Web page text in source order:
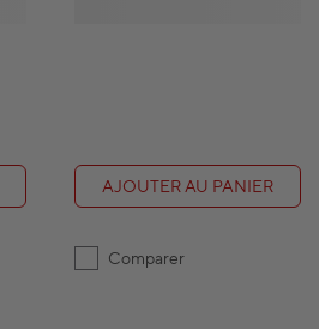
AJOUTER AU PANIER
Comparer